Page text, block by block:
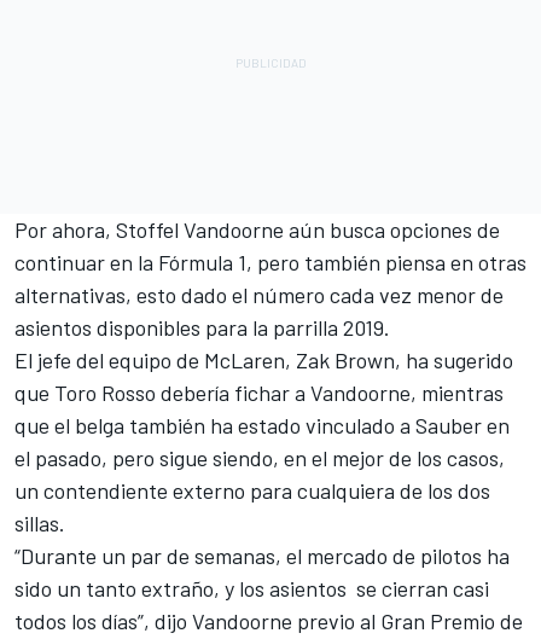
Por ahora, Stoffel Vandoorne aún busca opciones de
continuar en la Fórmula 1, pero también piensa en otras
alternativas, esto dado el número cada vez menor de
asientos disponibles para la parrilla 2019.
El jefe del equipo de McLaren, Zak Brown, ha sugerido
que Toro Rosso debería fichar a Vandoorne, mientras
que el belga también ha estado vinculado a Sauber en
el pasado, pero sigue siendo, en el mejor de los casos,
un contendiente externo para cualquiera de los dos
sillas.
“Durante un par de semanas, el mercado de pilotos ha
sido un tanto extraño, y los asientos se cierran casi
todos los días”, dijo Vandoorne previo al Gran Premio de